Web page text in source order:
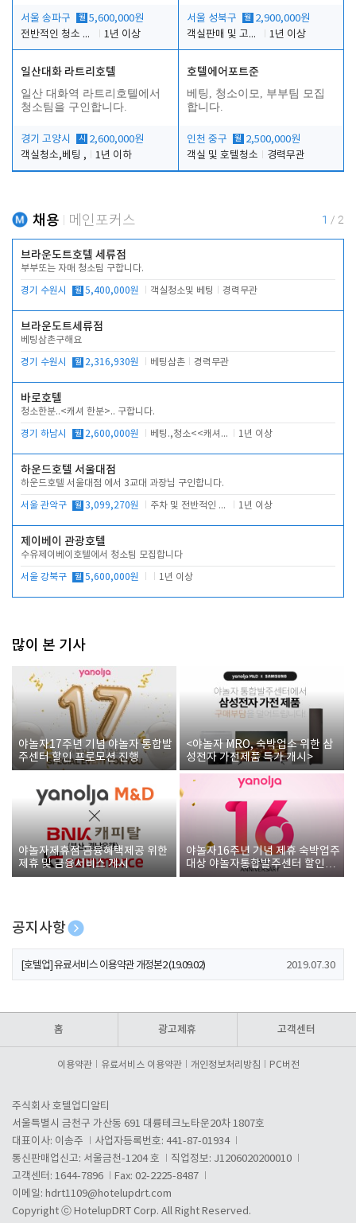
서울 송파구 월 5,600,000원
전반적인 청소 업무(객실청소.객실정리)
1년 이상
서울 성북구 월 2,900,000원
객실판매 및 고객응대
1년 이상
일산대화 라트리호텔
일산 대화역 라트리호텔에서
청소팀을 구인합니다.
경기 고양시 시
2,600,000원
객실청소,베팅 ,
1년 이하
호텔에어포트준
베팅, 청소이모, 부부팀 모집
합니다.
인천 중구 월 2,500,000원
객실 및 호텔청소
경력무관
채용 메인포커스 1 / 2
브라운도트호텔 세류점
부부또는 자매 청소팀 구합니다.
경기 수원시 월 5,400,000원 객실청소및 베팅 경력무관
브라운도트세류점
베팅삼촌구해요
경기 수원시 월 2,316,930원 베팅삼촌 경력무관
바로호텔
청소한분..<캐셔 한분>.. 구합니다.
경기 하남시 월 2,600,000원 베팅.,청소<<캐셔 모셔봅니다. 1년 이상
하운드호텔 서울대점
하운드호텔 서울대점 에서 3교대 과장님 구인합니다.
서울 관악구 월 3,099,270원 주차 및 전반적인 당번업무 1년 이상
제이베이 관광호텔
수유제이베이호텔에서 청소팀 모집합니다
서울 강북구 월 5,600,000원 1년 이상
많이 본 기사
야놀자17주년 기념 야놀자 통합발
주센터 할인 프로모션 진행
<야놀자 MRO, 숙박업소 위한 삼
성전자 가전제품 특가 개시>
야놀자제휴점 금융혜택제공 위한
제휴 및 금융서비스 게시
야놀자16주년 기념 제휴 숙박업주
대상 야놀자통합발주센터 할인쿠
폰 증정
공지사항
[호텔업] 개인정보 처리방침 개정본1 (19.09.02)
[호텔업] 유료서비스 이용약관 개정본2 (19.09.02) 2019.07.30
홈 광고제휴 고객센터
이용약관 유료서비스 이용약관 개인정보처리방침 PC버전
주식회사 호텔업디알티
서울특별시 금천구 가산동 691 대륭테크노타운20차 1807호
대표이사: 이송주
사업자등록번호: 441-87-01934
통신판매업신고: 서울금천-1204 호
직업정보: J1206020200010
고객센터: 1644-7896
Fax: 02-2225-8487
이메일: hdrt1109@hotelupdrt.com
Copyright ⓒ HotelupDRT Corp. All Right Reserved.